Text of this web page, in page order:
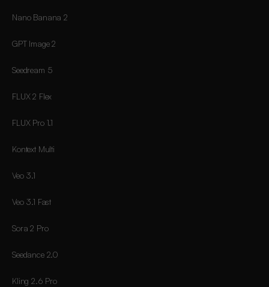
Nano Banana 2
GPT Image 2
Seedream 5
FLUX 2 Flex
FLUX Pro 1.1
Kontext Multi
Veo 3.1
Veo 3.1 Fast
Sora 2 Pro
Seedance 2.0
Kling 2.6 Pro